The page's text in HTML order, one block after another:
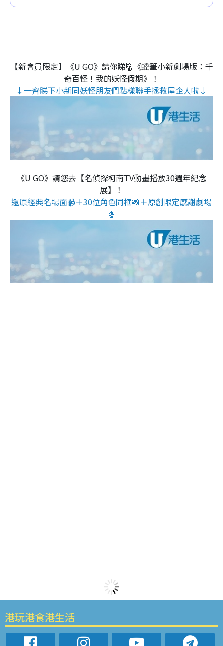
【新會員限定】《U GO》請你睇👹《蠟筆小新劇場版：千
奇百怪！我的妖怪假期》！
↓一齊睇下小新同妖怪朋友們點樣聯手拯救屋企人啦↓
《U GO》請您去【名偵探柯南TV動畫播放30週年紀念
展】！
還原經典名場面📹＋30位角色同框📸＋原創限定感謝劇場
🍿
港玩港食港生活